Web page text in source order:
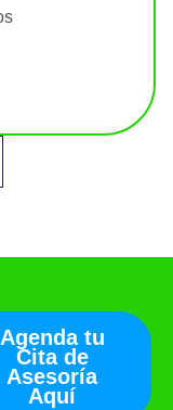
Agenda tu
Cita de
Asesoría
Aquí